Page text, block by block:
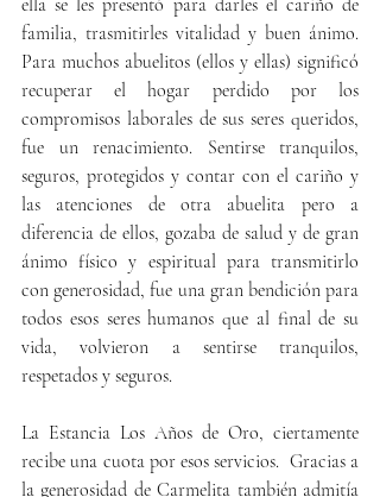
ella se les presentó para darles el cariño de
familia, trasmitirles vitalidad y buen ánimo.
Para muchos abuelitos (ellos y ellas) significó
recuperar el hogar perdido por los
compromisos laborales de sus seres queridos,
fue un renacimiento. Sentirse tranquilos,
seguros, protegidos y contar con el cariño y
las atenciones de otra abuelita pero a
diferencia de ellos, gozaba de salud y de gran
ánimo físico y espiritual para transmitirlo
con generosidad, fue una gran bendición para
todos esos seres humanos que al final de su
vida, volvieron a sentirse tranquilos,
respetados y seguros.
La Estancia Los Años de Oro, ciertamente
recibe una cuota por esos servicios.  Gracias a
la generosidad de Carmelita también admitía